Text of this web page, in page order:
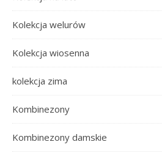
Kolekcja welurów
Kolekcja wiosenna
kolekcja zima
Kombinezony
Kombinezony damskie